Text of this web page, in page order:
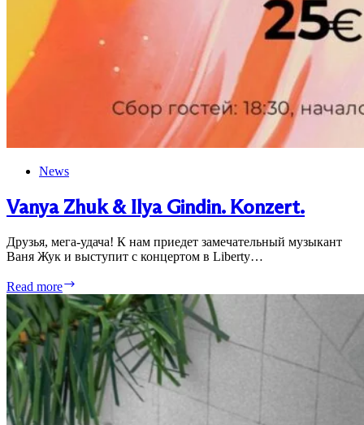
News
Vanya Zhuk & Ilya Gindin. Konzert.
Друзья, мега-удача! К нам приедет замечательный музыкант
Ваня Жук и выступит с концертом в Liberty…
Read more
Zhuk
&
Ilya
Gindin. Konzert.